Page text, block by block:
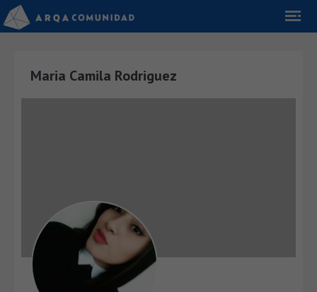
Maria Camila Rodriguez